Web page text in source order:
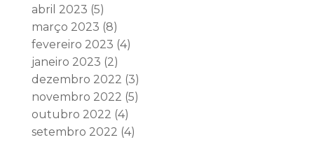
abril 2023 (5)
março 2023 (8)
fevereiro 2023 (4)
janeiro 2023 (2)
dezembro 2022 (3)
novembro 2022 (5)
outubro 2022 (4)
setembro 2022 (4)